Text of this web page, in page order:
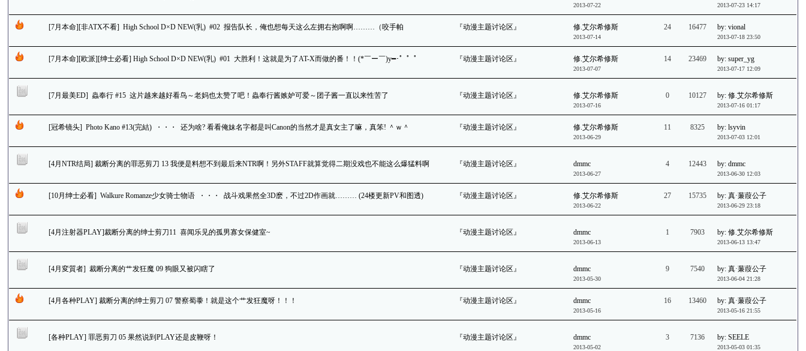
2013-07-22 2013-07-23 14:17
[7月本命][非ATX不看] High School D×D NEW(乳) #02 报告队长，俺也想每天这么左拥右抱啊啊………（咬手帕 『动漫主题讨论区』 修.艾尔希修斯
2013-07-14
24 16477 by: vional
2013-07-18 23:50
[7月本命][欧派][绅士必看] High School D×D NEW(乳) #01 大胜利！这就是为了AT-X而做的番！！(*￣ー￣)y━･゜゜゜ 『动漫主题讨论区』 修.艾尔希修斯
2013-07-07
14 23469 by: super_yg
2013-07-17 12:09
[7月最美ED] 蟲奉行 #15 这片越来越好看鸟～老妈也太赞了吧！蟲奉行酱嫉妒可爱～团子酱一直以来性苦了 『动漫主题讨论区』 修.艾尔希修斯
2013-07-16
0 10127 by: 修.艾尔希修斯
2013-07-16 01:17
[冠希镜头] Photo Kano #13(完結) ・・・ 还为啥? 看看俺妹名字都是叫Canon的当然才是真女主了嘛，真笨! ＾ｗ＾ 『动漫主题讨论区』 修.艾尔希修斯
2013-06-29
11 8325 by: lsyvin
2013-07-03 12:01
[4月NTR结局] 裁断分离的罪恶剪刀 13 我便是料想不到最后来NTR啊！另外STAFF就算觉得二期没戏也不能这么爆猛料啊 『动漫主题讨论区』 dmmc
2013-06-27
4 12443 by: dmmc
2013-06-30 12:03
[10月绅士必看] Walkure Romanze少女骑士物语 ・・・ 战斗戏果然全3D麽，不过2D作画就……… (24楼更新PV和图透) 『动漫主题讨论区』 修.艾尔希修斯
2013-06-22
27 15735 by: 真·蒹葭公子
2013-06-29 23:18
[4月注射器PLAY]裁断分离的绅士剪刀11 喜闻乐见的孤男寡女保健室~ 『动漫主题讨论区』 dmmc
2013-06-13
1 7903 by: 修.艾尔希修斯
2013-06-13 13:47
[4月変質者] 裁断分离的艹发狂魔 09 狗眼又被闪瞎了 『动漫主题讨论区』 dmmc
2013-05-30
9 7540 by: 真·蒹葭公子
2013-06-04 21:28
[4月各种PLAY] 裁断分离的绅士剪刀 07 警察蜀黍！就是这个艹发狂魔呀！！！ 『动漫主题讨论区』 dmmc
2013-05-16
16 13460 by: 真·蒹葭公子
2013-05-16 21:55
[各种PLAY] 罪恶剪刀 05 果然说到PLAY还是皮鞭呀！ 『动漫主题讨论区』 dmmc
2013-05-02
3 7136 by: SEELE
2013-05-03 01:35